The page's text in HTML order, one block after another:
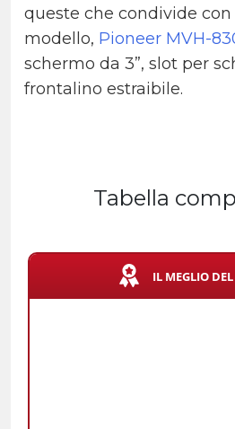
queste che condivide
modello, Pioneer MVH-
schermo da 3”, slot per
frontalino estraibile.
Tabella
IL MEGLIO